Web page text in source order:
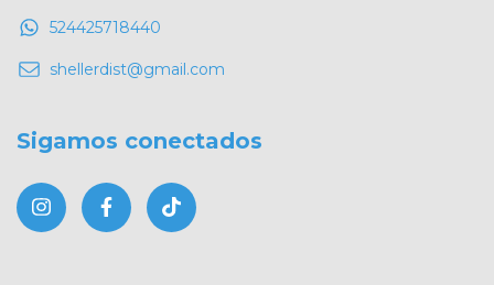
524425718440
shellerdist@gmail.com
Sigamos conectados